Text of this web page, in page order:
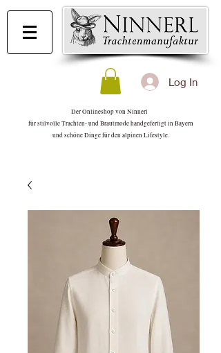
Log In
Der Onlineshop von Ninnerl
für stilvolle Trachten- und Brautmode handgefertigt in Bayern
und schöne Dinge für den alpinen Lifestyle.